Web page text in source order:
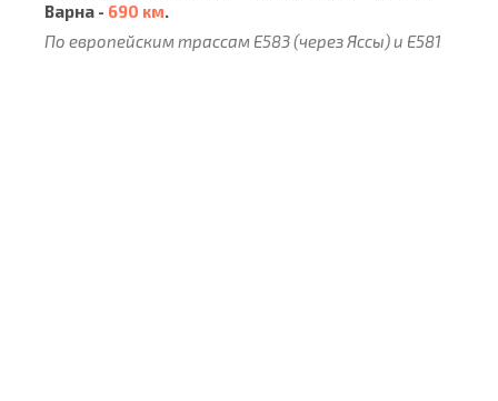
Варна - 690 км.
По европейским трассам E583 (через Яссы) и E581